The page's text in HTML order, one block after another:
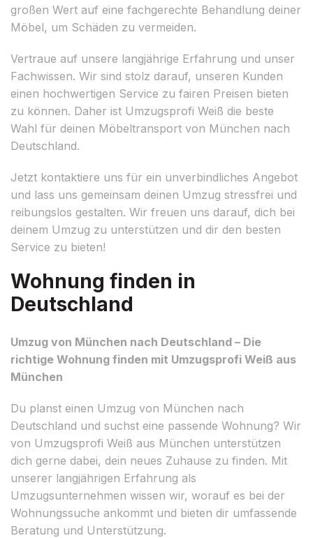
großen Wert auf eine fachgerechte Behandlung deiner
Möbel, um Schäden zu vermeiden.
Vertraue auf unsere langjährige Erfahrung und unser
Fachwissen. Wir sind stolz darauf, unseren Kunden
einen hochwertigen Service zu fairen Preisen bieten
zu können. Daher ist Umzugsprofi Weiß die beste
Wahl für deinen Möbeltransport von München nach
Deutschland.
Jetzt kontaktiere uns für ein unverbindliches Angebot
und lass uns gemeinsam deinen Umzug stressfrei und
reibungslos gestalten. Wir freuen uns darauf, dich bei
deinem Umzug zu unterstützen und dir den besten
Service zu bieten!
Wohnung finden in
Deutschland
Umzug von München nach Deutschland – Die
richtige Wohnung finden mit Umzugsprofi Weiß aus
München
Du planst einen Umzug von München nach
Deutschland und suchst eine passende Wohnung? Wir
von Umzugsprofi Weiß aus München unterstützen
dich gerne dabei, dein neues Zuhause zu finden. Mit
unserer langjährigen Erfahrung als
Umzugsunternehmen wissen wir, worauf es bei der
Wohnungssuche ankommt und bieten dir umfassende
Beratung und Unterstützung.